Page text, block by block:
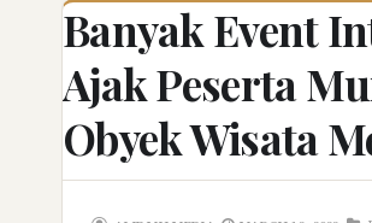
Pembukaan
Banyak Event
Ajak Peserta
Obyek Wisata